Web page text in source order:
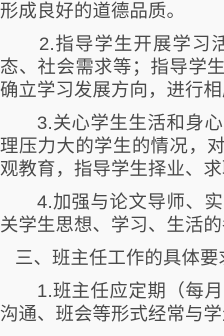
形成良好的道德品质。
2.指导学生开展学习
态、社会需求等；指导学
确立学习发展方向，进行
3.关心学生生活和身心
理压力大的学生的情况，
观教育，指导学生择业、
4.加强与论文导师、实
关学生思想、学习、生活
三、班主任工作的具体要
1.班主任应定期（每月
沟通、班会等形式经常与